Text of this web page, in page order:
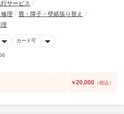
サービス
理
畳・障子・壁紙張り替え
カード可
￥20,000 （税込）